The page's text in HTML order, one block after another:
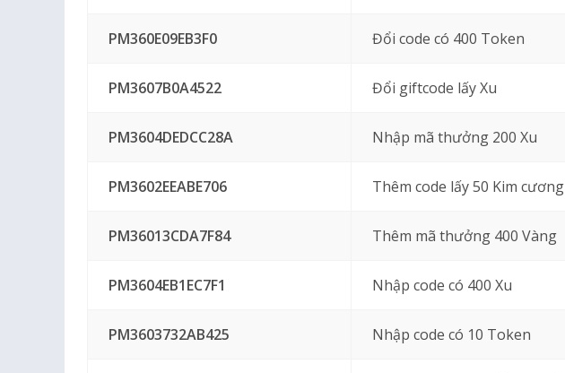
PM360E09EB3F0 Đổi code có 400 Token
PM3607B0A4522 Đổi giftcode lấy Xu
PM3604DEDCC28A Nhập mã thưởng 200 Xu
PM3602EEABE706 Thêm code lấy 50 Kim cương
PM36013CDA7F84 Thêm mã thưởng 400 Vàng
PM3604EB1EC7F1 Nhập code có 400 Xu
PM3603732AB425 Nhập code có 10 Token